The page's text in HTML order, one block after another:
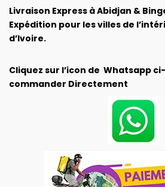
Livraison Express à Abidjan &
Expédition pour les villes de
d’Ivoire.
Cliquez sur l’icon de Whatsapp
commander Directement